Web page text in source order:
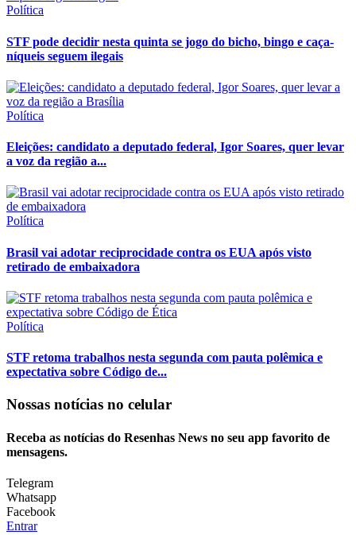
Política
STF pode decidir nesta quinta se jogo do bicho, bingo e caça-
níqueis seguem ilegais
Política
Eleições: candidato a deputado federal, Igor Soares, quer levar
a voz da região a...
Política
Brasil vai adotar reciprocidade contra os EUA após visto
retirado de embaixadora
Política
STF retoma trabalhos nesta segunda com pauta polêmica e
expectativa sobre Código de...
Nossas notícias no celular
Receba as notícias do Resenhas News no seu app favorito de
mensagens.
Telegram
Whatsapp
Facebook
Entrar